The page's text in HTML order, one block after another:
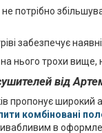
потрібно
забезпечує
нього трохи вище,
від
пропонує широкий
комбіновані
в